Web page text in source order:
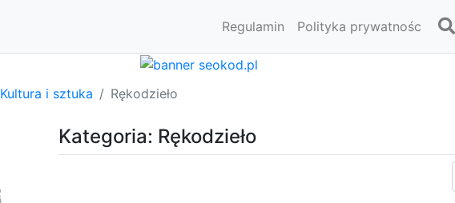
Regulamin Polityka prywatnośc
Kultura i sztuka Rękodzieło
Kategoria: Rękodzieło